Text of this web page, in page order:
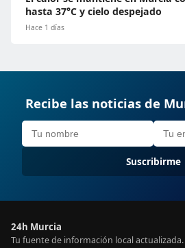
hasta 37°C y cielo despejado
Hace 1 días
Recibe las noticias de
Suscribirme
24h Murcia
Tu fuente de información local actualizada.